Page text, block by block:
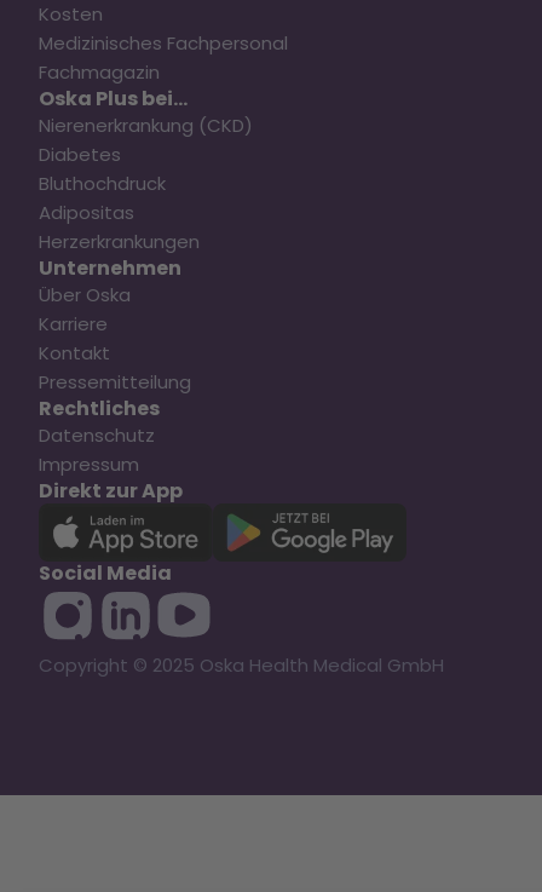
Kosten
Medizinisches Fachpersonal
Fachmagazin
Oska Plus bei...
Nierenerkrankung (CKD)
Diabetes
Bluthochdruck
Adipositas
Herzerkrankungen
Unternehmen
Über Oska
Karriere
Kontakt
Pressemitteilung
Rechtliches
Datenschutz
Impressum
Direkt zur App
Social Media
Copyright © 2025 Oska Health Medical GmbH